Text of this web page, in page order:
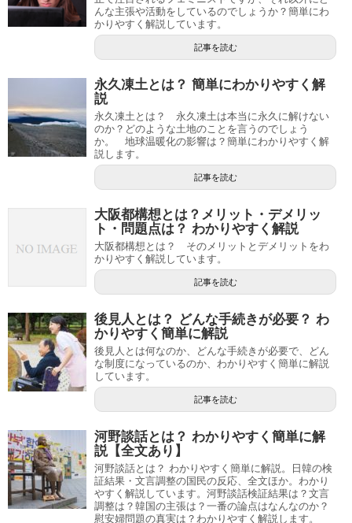
んな主張や活動をしているのでしょうか？簡単にわ
かりやすく解説しています。
記事を読む
永久凍土とは？ 簡単にわかりやすく解
説
永久凍土とは？ 永久凍土は本当に永久に解けない
のか？どのような土地のことを言うのでしょう
か。 地球温暖化の影響は？簡単にわかりやすく解
説します。
記事を読む
大阪都構想とは？メリット・デメリッ
ト・問題点は？ わかりやすく解説
大阪都構想とは？ そのメリットとデメリットをわ
かりやすく解説しています。
記事を読む
後見人とは？ どんな手続きが必要？ わ
かりやすく簡単に解説
後見人とは何なのか、どんな手続きが必要で、どん
な制度になっているのか、わかりやすく簡単に解説
しています。
記事を読む
河野談話とは？ わかりやすく簡単に解
説【全文あり】
河野談話とは？ わかりやすく簡単に解説。日韓の検
証結果・文言調整の国民の反応、全文ほか。わかり
やすく解説しています。河野談話検証結果は？文言
調整は？韓国の主張は？一番の論点はなんなのか？
慰安婦問題の真実は？わかりやすく解説します。